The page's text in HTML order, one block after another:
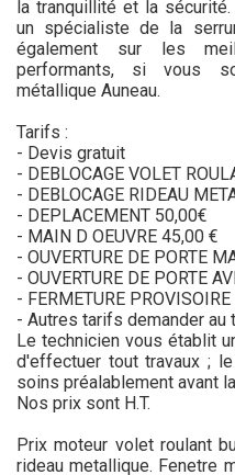
la tranquillité et la
un spécialiste de la
également sur les
performants, si vous
métallique Auneau.
Tarifs :
- Devis gratuit
- DEBLOCAGE VOLET
- DEBLOCAGE RIDEAU
- DEPLACEMENT 50,00€
- MAIN D OEUVRE 45,00 €
- OUVERTURE DE PORTE
- OUVERTURE DE PORTE
- FERMETURE
- Autres tarifs demander au
Le technicien vous établit
d'effectuer tout travaux ;
soins préalablement avant
Nos prix sont H.T.
Prix moteur volet roulant
rideau metallique. Fenetre